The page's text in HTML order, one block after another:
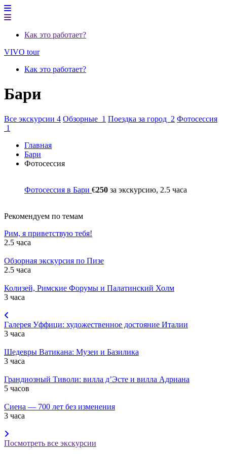
Как это работает?
VIVO tour
Как это работает?
Бари
Все экскурсии 4 Обзорные 1 Поездка за город 2 Фотосессия
1
Главная
Бари
Фотосессия
Фотосессия в Бари €250 за экскурсию, 2.5 часа
Рекомендуем по темам
Рим, я приветствую тебя!
2.5 часа
Обзорная экскурсия по Пизе
2.5 часа
Колизей, Римские Форумы и Палатинский Холм
3 часа
Галерея Уффици: художественное достояние Италии
3 часа
Шедевры Ватикана: Музеи и Базилика
3 часа
Грандиозный Тиволи: вилла д’Эсте и вилла Адриана
5 часов
Сиена — 700 лет без изменения
3 часа
Посмотреть все экскурсии